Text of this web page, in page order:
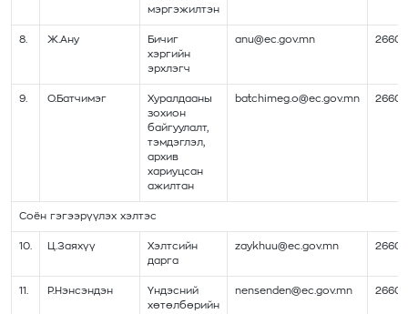
мэргэжилтэн
8. Ж.Ану
Бичиг
хэргийн
эрхлэгч
anu@ec.gov.mn
9. О.Батчимэг
Хуралдааны
зохион
байгуулалт,
тэмдэглэл,
архив
хариуцсан
ажилтан
batchimeg.o@ec.gov.mn
Соён гэгээрүүлэх хэлтэс
10. Ц.Заяхүү
Хэлтсийн
дарга
zaykhuu@ec.gov.mn
11. Р.Нэнсэндэн
Үндэсний
хөтөлбөрийн
nensenden@ec.gov.mn